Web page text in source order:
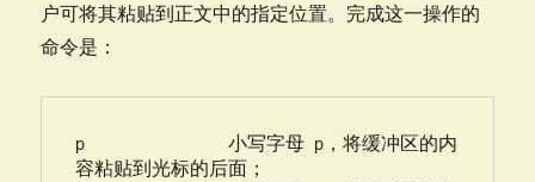
户可将其粘贴到正文中的指定位置。完成这一操作的
命令是：
p               小写字母 p，将缓冲区的内
容粘贴到光标的后面；